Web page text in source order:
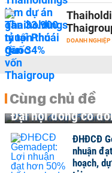
DOANH NGHIỆP
Cùng chủ đề
Đại hội đồng cổ
ĐHĐCĐ
nhuận
hoạch,